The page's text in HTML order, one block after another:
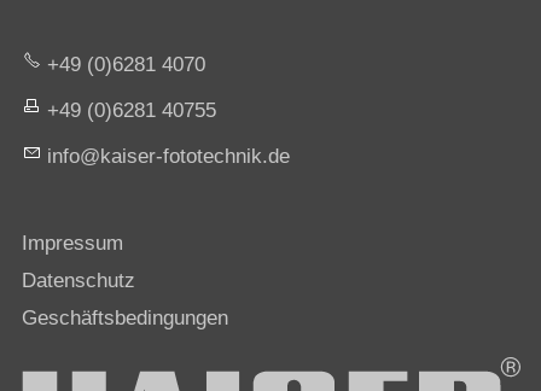
+49 (0)6281 4070
+49 (0)6281 40755
nf
k s r-f t t chn k d
Impressum
Datenschutz
Geschäftsbedingungen